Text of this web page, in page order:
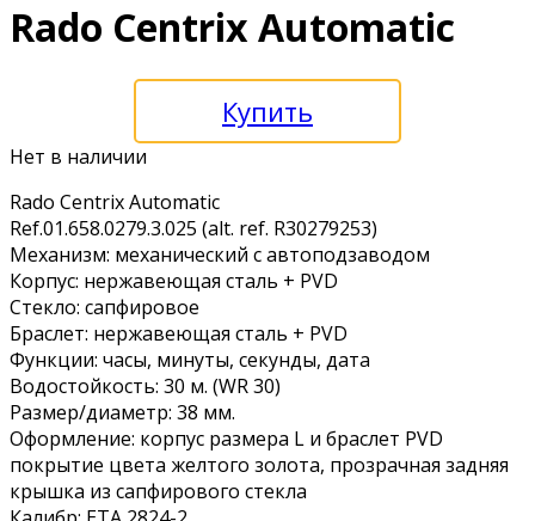
Rado Centrix Automatic
Купить
Нет в наличии
Rado Centrix Automatic
Ref.01.658.0279.3.025 (alt. ref. R30279253)
Механизм: механический с автоподзаводом
Корпус: нержавеющая сталь + PVD
Стекло: сапфировое
Браслет: нержавеющая сталь + PVD
Функции: часы, минуты, секунды, дата
Водостойкость: 30 м. (WR 30)
Размер/диаметр: 38 мм.
Оформление: корпус размера L и браслет PVD
покрытие цвета желтого золота, прозрачная задняя
крышка из сапфирового стекла